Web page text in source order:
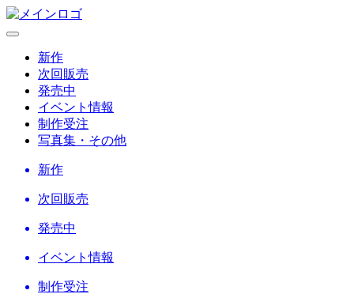
新作
次回販売
発売中
イベント情報
制作受注
写真集・その他
新作
次回販売
発売中
イベント情報
制作受注